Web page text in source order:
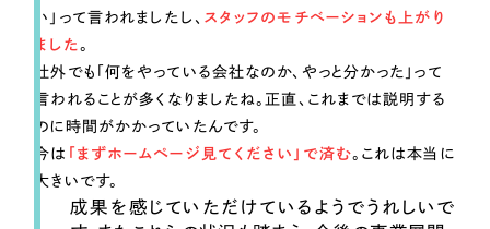
い」って言われましたし、 スタッフのモチベーションも上がり
ました 。
社外でも「何をやっている会社なのか、やっと分かった」って
言われることが多くなりましたね。正直、これまでは説明する
のに時間がかかっていたんです。
今は 「まずホームページ見てください」で済む。これは本当に
大きいです。
成果を感じていただけているようでうれしいで